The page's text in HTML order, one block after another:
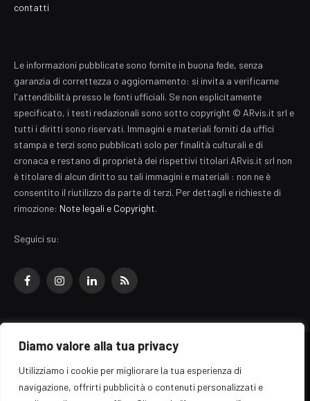
Diamo valore alla tua privacy
Utilizziamo i cookie per migliorare la tua esperienza di
navigazione, offrirti pubblicità o contenuti personalizzati e
contatti
Le informazioni pubblicate sono fornite in buona fede, senza
garanzia di correttezza o aggiornamento: si invita a verificarne
l'attendibilità presso le fonti ufficiali. Se non esplicitamente
specificato, i testi redazionali sono sotto copyright © ARvis.it srl e
tutti i diritti sono riservati. Immagini e materiali forniti da uffici
stampa e terzi sono pubblicati solo per finalità culturali e di
cronaca e restano di proprietà dei rispettivi titolari ARvis.it srl non
è titolare di alcun diritto su tali immagini e materiali : non ne è
consentito il riutilizzo da parte di terzi. Per dettagli e richieste di
rimozione: Note legali e Copyright.
Seguici su:
FacebookInstagramLinkedInRSS
© 2026 EZ Rome Designed by ARvis.it
Il portale EZ Rome e' una testata giornalistica di carattere generalista
registrata al tribunale di Roma - Numero 389/2008